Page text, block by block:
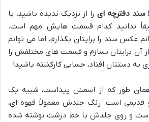
سند دفترچه ایرا از نزدیک ندیده باشید، یا
ندانید کدام قسمت هایش مهم است.
عکس سند را برایتان بگذارم، اما می توانم
آن برایتان بسازم و قسمت های مختلفش را
به دستتان افتاد، حسابی کارکشته باشید!
طور که از اسمش پیداست، شبیه یک
قدیمی است. رنگ جلدش معمولاً قهوه ای،
است و روی جلدش با خط درشت نوشته شده